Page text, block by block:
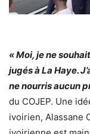
« Moi, je ne
jugés à La Haye.
ne nourris aucun
du COJEP. Une
ivoirien, Alassane